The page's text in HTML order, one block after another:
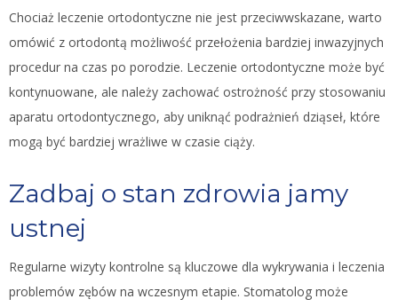
Chociaż leczenie ortodontyczne nie jest przeciwwskazane, warto
omówić z ortodontą możliwość przełożenia bardziej inwazyjnych
procedur na czas po porodzie. Leczenie ortodontyczne może być
kontynuowane, ale należy zachować ostrożność przy stosowaniu
aparatu ortodontycznego, aby uniknąć podrażnień dziąseł, które
mogą być bardziej wrażliwe w czasie ciąży.
Zadbaj o stan zdrowia jamy
ustnej
Regularne wizyty kontrolne są kluczowe dla wykrywania i leczenia
problemów zębów na wczesnym etapie. Stomatolog może